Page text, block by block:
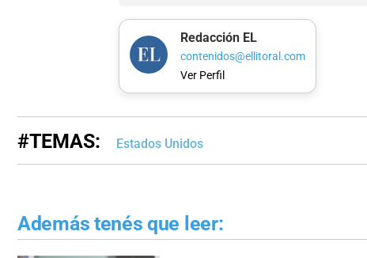
Redacción EL
contenidos@ellitoral.com
Ver Perfil
#TEMAS: Estados Unidos
Además tenés que leer: